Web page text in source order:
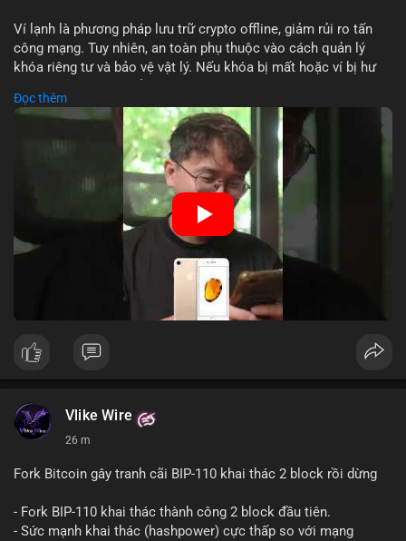
Lời khuyên: Nhà đầu tư nhỏ lẻ nên theo dõi sát dòng tiền xác
nhận và tránh vào lệnh đòn bẩy quá mức trong 24 giờ tới. Quan
sát phản ứng giá tại vùng hỗ trợ $64,000 để đưa ra quyết định
#89btc #mempoolbitcoin #dongtiencavoi
#aplucban
#phantichonchain
Ví lạnh là phương pháp lưu trữ crypto offline, giảm rủi ro tấn
công mạng. Tuy nhiên, an toàn phụ thuộc vào cách quản lý
khóa riêng tư và bảo vệ vật lý. Nếu khóa bị mất hoặc ví bị hư
nên kết hợp với biện pháp dự phòng như sao lưu khóa và chọn
nhà sản xuất uy tín.
🎥 Xem video trực tiếp tại:
Nguồn: 5 Phút Crypto
Đọc thêm
Vlike Wire
26 m
Fork Bitcoin gây tranh cãi BIP-110 khai thác 2 block rồi dừng
- Fork BIP-110 khai thác thành công 2 block đầu tiên.
- Sức mạnh khai thác (hashpower) cực thấp so với mạng